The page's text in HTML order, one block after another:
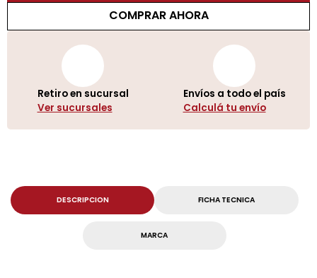
COMPRAR AHORA
Retiro en sucursal
Ver sucursales
Envíos a todo el país
Calculá tu envío
DESCRIPCION FICHA TECNICA
MARCA